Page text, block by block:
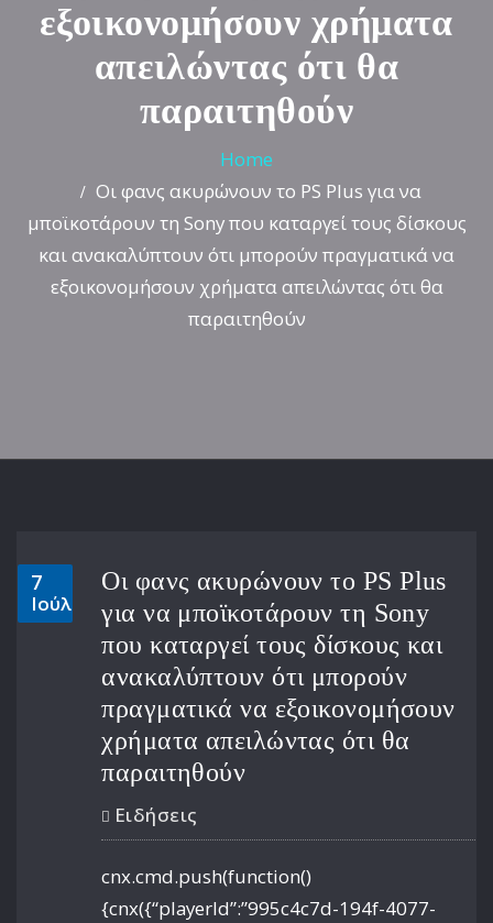
εξοικονομήσουν χρήματα
απειλώντας ότι θα
παραιτηθούν
Home
Οι φανς ακυρώνουν το PS Plus για να
μποϊκοτάρουν τη Sony που καταργεί τους δίσκους
και ανακαλύπτουν ότι μπορούν πραγματικά να
εξοικονομήσουν χρήματα απειλώντας ότι θα
παραιτηθούν
7
Ιούλ
Οι φανς ακυρώνουν το PS Plus
για να μποϊκοτάρουν τη Sony
που καταργεί τους δίσκους και
ανακαλύπτουν ότι μπορούν
πραγματικά να εξοικονομήσουν
χρήματα απειλώντας ότι θα
παραιτηθούν
Ειδήσεις
cnx.cmd.push(function()
{cnx({“playerId”:”995c4c7d-194f-4077-